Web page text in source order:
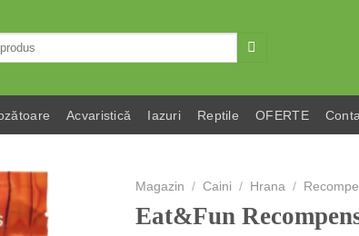
Acvaristică Iazuri Reptile OFERTE
Magazin / Caini / Hrana /
Eat&Fun